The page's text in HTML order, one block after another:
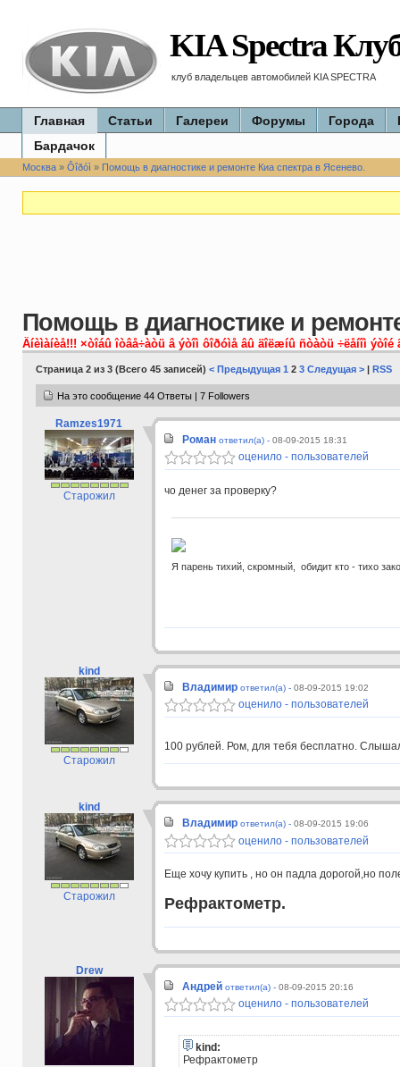
KIA Spectra
клуб владельцев автомобилей KIA SPECTRA
Главная Статьи Галереи Форумы Города
Бардачок
Москва» Ôîðóì » Помощь в диагностике и ремонте Киа спектра в Ясенево.
Помощь в диагностике и
Âíèìàíèå!!! ×òîáû îòâå÷àòü â ýòîì ôîðóìå âû äîëæíû ñòàòü ÷ëåíîì
Страница 2 из 3 (Всего 45 записей) < Предыдущая 1 2 3 Следущая >| RSS
На это сообщение 44 Ответы | 7 Followers
Ramzes1971
Старожил
Роман ответил(а) - 08-09-2015 18:31
оценило - пользователей
чо денег за проверку?
Я парень тихий, скромный, обидит кто - тихо
kind
Старожил
Владимир ответил(а) - 08-09-2015 19:02
оценило - пользователей
100 рублей. Ром, для тебя бесплатно.
kind
Старожил
Владимир ответил(а) - 08-09-2015 19:06
оценило - пользователей
Еще хочу купить , но он падла дорогой,но
Рефрактометр.
Drew
Андрей ответил(а) - 08-09-2015 20:16
оценило - пользователей
kind:
Рефрактометр